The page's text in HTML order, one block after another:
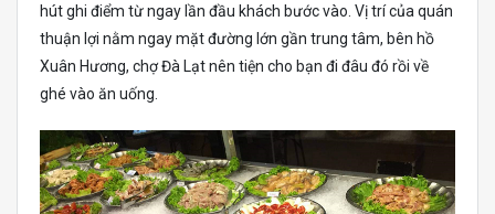
hút ghi điểm từ ngay lần đầu khách bước vào. Vị trí của quán
thuận lợi nằm ngay mặt đường lớn gần trung tâm, bên hồ
Xuân Hương, chợ Đà Lạt nên tiện cho bạn đi đâu đó rồi về
ghé vào ăn uống.